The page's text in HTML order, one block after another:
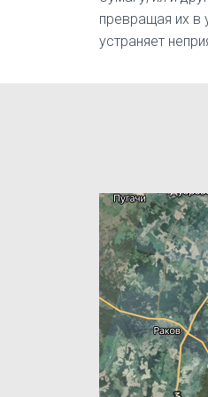
превращая их в
устраняет